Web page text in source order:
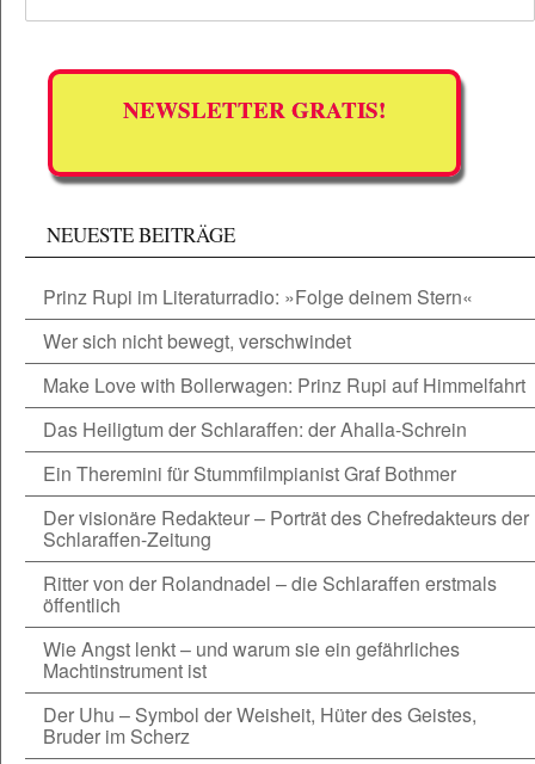
NEWSLETTER GRATIS!
NEUESTE BEITRÄGE
Prinz Rupi im Literaturradio: »Folge deinem Stern«
Wer sich nicht bewegt, verschwindet
Make Love with Bollerwagen: Prinz Rupi auf Himmelfahrt
Das Heiligtum der Schlaraffen: der Ahalla-Schrein
Ein Theremini für Stummfilmpianist Graf Bothmer
Der visionäre Redakteur – Porträt des Chefredakteurs der
Schlaraffen-Zeitung
Ritter von der Rolandnadel – die Schlaraffen erstmals
öffentlich
Wie Angst lenkt – und warum sie ein gefährliches
Machtinstrument ist
Der Uhu – Symbol der Weisheit, Hüter des Geistes,
Bruder im Scherz